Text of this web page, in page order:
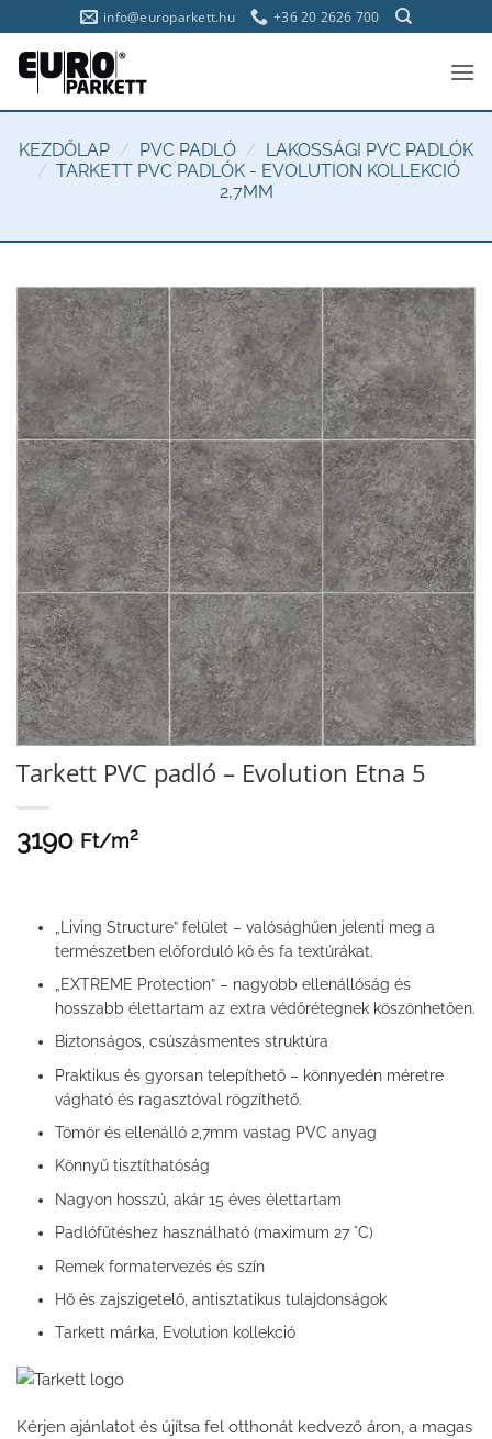
to
content
info@europarkett.hu +36 20 2626 700
KEZDŐLAP / PVC PADLÓ / LAKOSSÁGI PVC PADLÓK
/ TARKETT PVC PADLÓK - EVOLUTION KOLLEKCIÓ
2,7MM
Tarkett PVC padló – Evolution Etna 5
3190 Ft/m2
„Living Structure” felület – valósághűen jelenti meg a
természetben előforduló kő és fa textúrákat.
„EXTREME Protection” – nagyobb ellenállóság és
hosszabb élettartam az extra védőrétegnek köszönhetően.
Biztonságos, csúszásmentes struktúra
Praktikus és gyorsan telepíthető – könnyedén méretre
vágható és ragasztóval rögzíthető.
Tömör és ellenálló 2,7mm vastag PVC anyag
Könnyű tisztíthatóság
Nagyon hosszú, akár 15 éves élettartam
Padlófűtéshez használható (maximum 27 °C)
Remek formatervezés és szín
Hő és zajszigetelő, antisztatikus tulajdonságok
Tarkett márka, Evolution kollekció
Kérjen ajánlatot és újítsa fel otthonát kedvező áron, a magas